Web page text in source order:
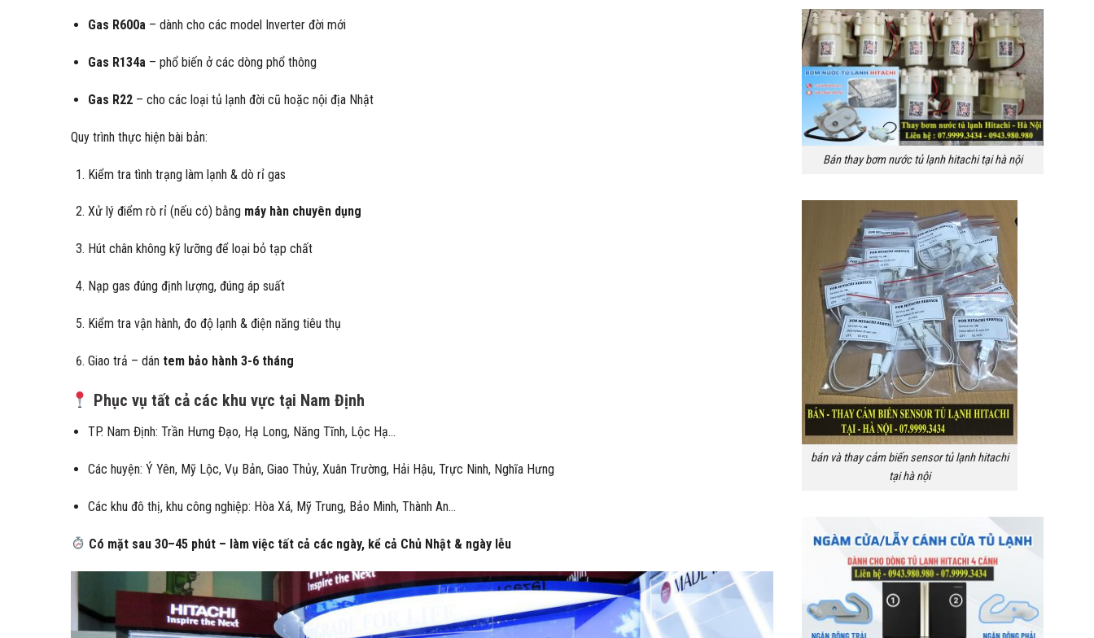
Gas R600a– dành cho các model Inverter đời mới
Gas R134a– phổ biến ở các dòng phổ thông
Gas R22– cho các loại tủ lạnh đời cũ hoặc nội địa Nhật
Quy trình thực hiện bài bản:
Kiểm tra tình trạng làm lạnh & dò rỉ gas
Xử lý điểm rò rỉ (nếu có) bằng máy hàn chuyên dụng
Hút chân không kỹ lưỡng để loại bỏ tạp chất
Nạp gas đúng định lượng, đúng áp suất
Kiểm tra vận hành, đo độ lạnh & điện năng tiêu thụ
Giao trả – dán tem bảo hành 3-6 tháng
Phục vụ tất cả các khu vực tại Nam Định
TP. Nam Định: Trần Hưng Đạo, Hạ Long, Năng Tĩnh, Lộc Hạ…
Các huyện: Ý Yên, Mỹ Lộc, Vụ Bản, Giao Thủy, Xuân Trường, Hải Hậu, Trực Ninh, Nghĩa Hưng
Các khu đô thị, khu công nghiệp: Hòa Xá, Mỹ Trung, Bảo Minh, Thành An…
Có mặt sau 30–45 phút – làm việc tất cả các ngày, kể cả Chủ Nhật & ngày lễu
Bán thay bơm nước tủ lạnh hitachi tại hà nội
bán và thay cảm biến sensor tủ lạnh hitachi
tại hà nội